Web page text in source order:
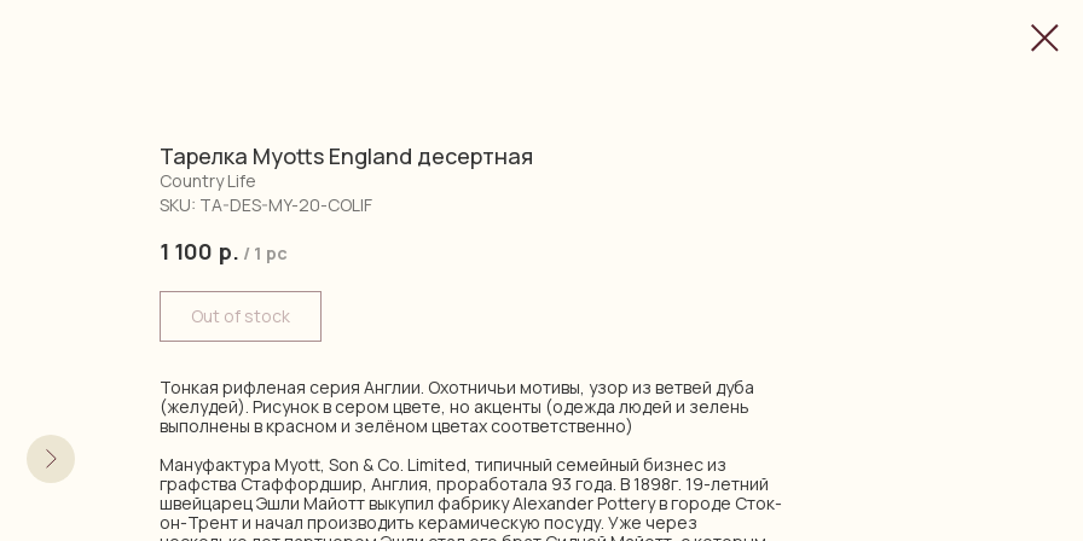
Тарелка Myotts England десертная
Country Life
SKU: TA-DES-MY-20-COLIF
1 100 р. / 1 pc
Out of stock
Тонкая рифленая серия Англии. Охотничьи мотивы, узор из ветвей дуба
(желудей). Рисунок в сером цвете, но акценты (одежда людей и зелень
выполнены в красном и зелёном цветах соответственно)
Мануфактура Myott, Son & Co. Limited, типичный семейный бизнес из
графства Стаффордшир, Англия, проработала 93 года. В 1898г. 19-летний
швейцарец Эшли Майотт выкупил фабрику Alexander Pottery в городе Сток-
он-Трент и начал производить керамическую посуду. Уже через